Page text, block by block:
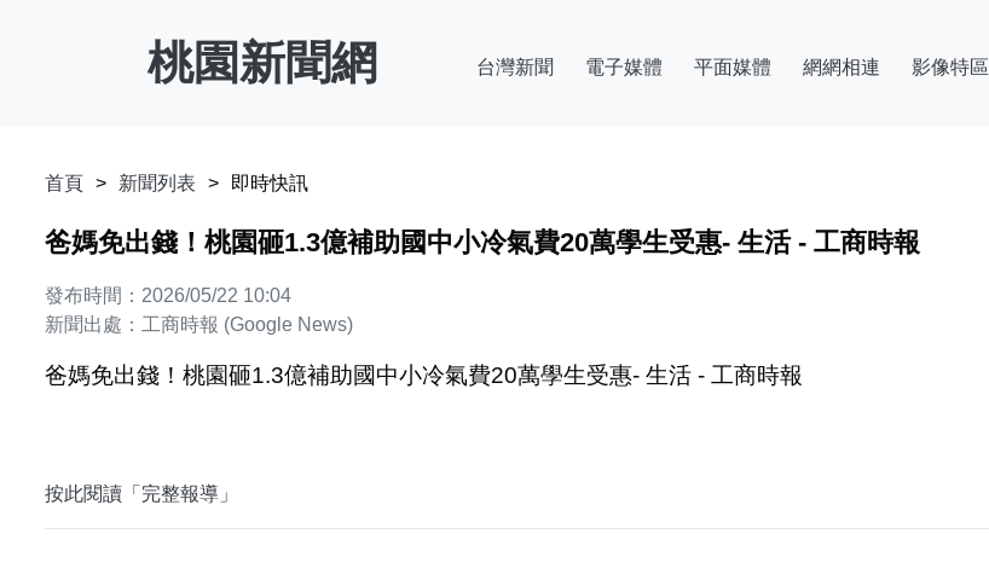
桃園新聞網 台灣新聞 電子媒體 平面媒體 網網相連 影像特區
首頁 新聞列表 即時快訊
爸媽免出錢！桃園砸1.3億補助國中小冷氣費20萬學生受惠- 生活 - 工商時報
發布時間：2026/05/22 10:04
新聞出處：工商時報 (Google News)
爸媽免出錢！桃園砸1.3億補助國中小冷氣費20萬學生受惠- 生活 - 工商時報
按此閱讀「完整報導」